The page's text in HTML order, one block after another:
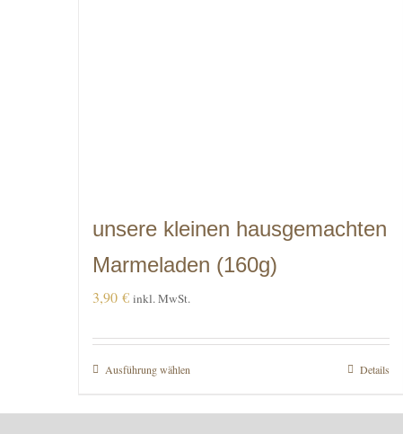
unsere kleinen hausgemachten
Marmeladen (160g)
3,90 € inkl. MwSt.
Ausführung wählenDieses
Details